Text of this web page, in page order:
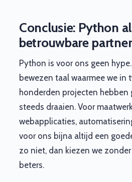
Conclusie: Python
betrouwbare partner
Python is voor ons geen
bewezen taal waarmee we in
honderden projecten hebben
steeds draaien. Voor
webapplicaties,
voor ons bijna altijd een
zo niet, dan kiezen we
beters.